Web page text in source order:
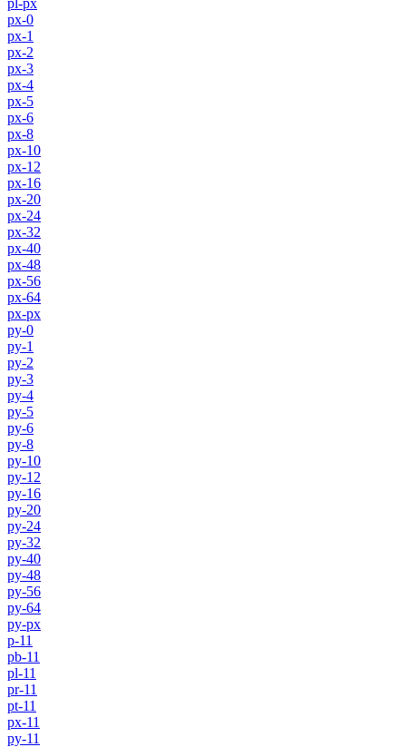
px-0
px-1
px-2
px-3
px-4
px-5
px-6
px-8
px-10
px-12
px-16
px-20
px-24
px-32
px-40
px-48
px-56
px-64
px-px
py-0
py-1
py-2
py-3
py-4
py-5
py-6
py-8
py-10
py-12
py-16
py-20
py-24
py-32
py-40
py-48
py-56
py-64
py-px
p-11
pb-11
pl-11
pr-11
pt-11
px-11
py-11